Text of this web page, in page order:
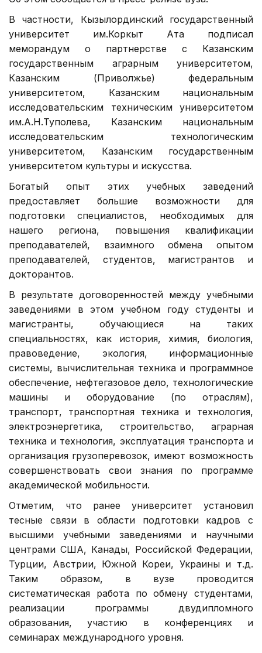
В частности, Кызылординский государственный
университет им.Коркыт Ата подписал
меморандум о партнерстве с Казанским
государственным аграрным университетом,
Казанским (Приволжье) федеральным
университетом, Казанским национальным
исследовательским техническим университетом
им.А.Н.Туполева, Казанским национальным
исследовательским технологическим
университетом, Казанским государственным
университетом культуры и искусства.
Богатый опыт этих учебных заведений
предоставляет большие возможности для
подготовки специалистов, необходимых для
нашего региона, повышения квалификации
преподавателей, взаимного обмена опытом
преподавателей, студентов, магистрантов и
докторантов.
В результате договоренностей между учебными
заведениями в этом учебном году студенты и
магистранты, обучающиеся на таких
специальностях, как история, химия, биология,
правоведение, экология, информационные
системы, вычислительная техника и программное
обеспечение, нефтегазовое дело, технологические
машины и оборудование (по отраслям),
транспорт, транспортная техника и технология,
электроэнергетика, строительство, аграрная
техника и технология, эксплуатация транспорта и
организация грузоперевозок, имеют возможность
совершенствовать свои знания по программе
академической мобильности.
Отметим, что ранее университет установил
тесные связи в области подготовки кадров с
высшими учебными заведениями и научными
центрами США, Канады, Российской Федерации,
Турции, Австрии, Южной Кореи, Украины и т.д.
Таким образом, в вузе проводится
систематическая работа по обмену студентами,
реализации программы двудипломного
образования, участию в конференциях и
семинарах международного уровня.